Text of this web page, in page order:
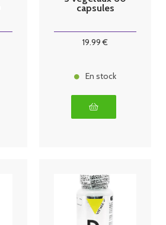
capsules
19.99 €
En stock